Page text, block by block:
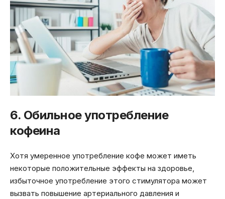
6. Обильное употребление
кофеина
Хотя умеренное употребление кофе может иметь
некоторые положительные эффекты на здоровье,
избыточное употребление этого стимулятора может
вызвать повышение артериального давления и